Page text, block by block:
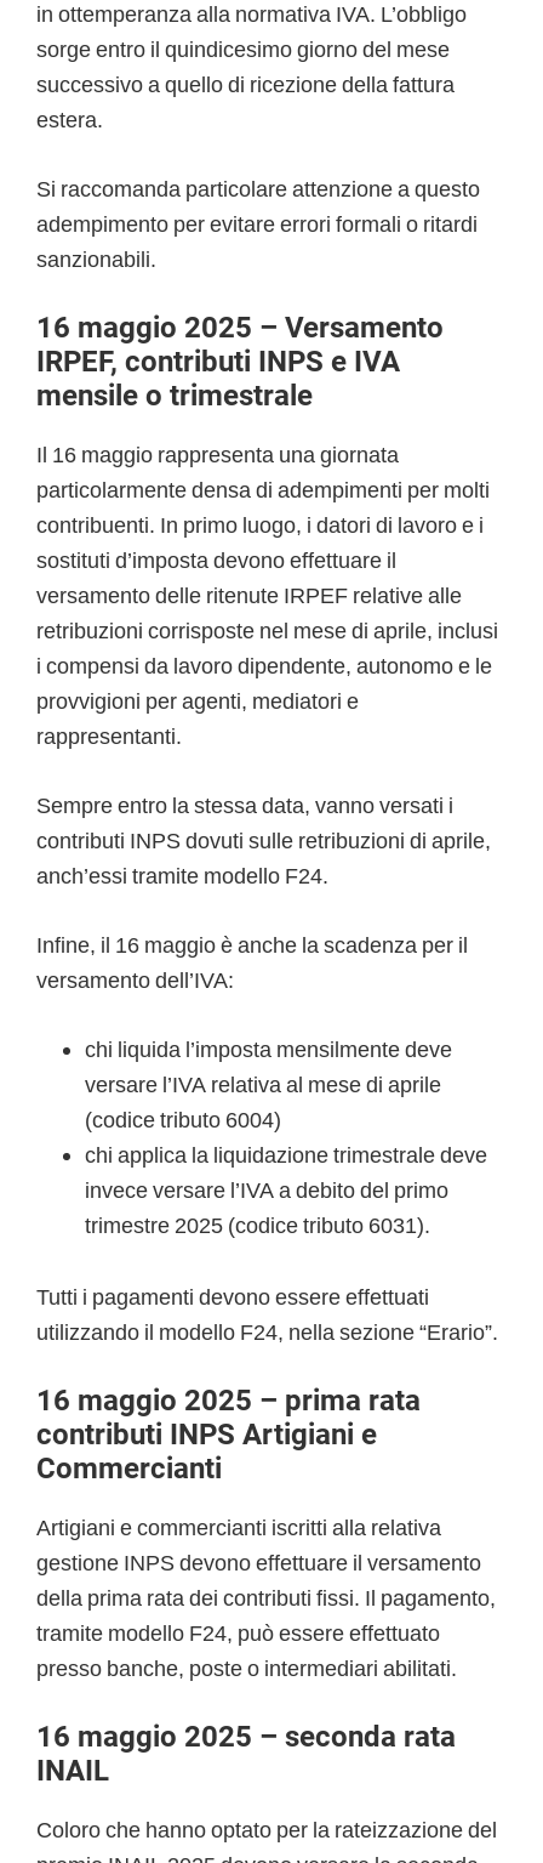
in ottemperanza alla normativa IVA. L’obbligo
sorge entro il quindicesimo giorno del mese
successivo a quello di ricezione della fattura
estera.
Si raccomanda particolare attenzione a questo
adempimento per evitare errori formali o ritardi
sanzionabili.
16 maggio 2025 – Versamento
IRPEF, contributi INPS e IVA
mensile o trimestrale
Il 16 maggio rappresenta una giornata
particolarmente densa di adempimenti per molti
contribuenti. In primo luogo, i datori di lavoro e i
sostituti d’imposta devono effettuare il
versamento delle ritenute IRPEF relative alle
retribuzioni corrisposte nel mese di aprile, inclusi
i compensi da lavoro dipendente, autonomo e le
provvigioni per agenti, mediatori e
rappresentanti.
Sempre entro la stessa data, vanno versati i
contributi INPS dovuti sulle retribuzioni di aprile,
anch’essi tramite modello F24.
Infine, il 16 maggio è anche la scadenza per il
versamento dell’IVA:
chi liquida l’imposta mensilmente deve
versare l’IVA relativa al mese di aprile
(codice tributo 6004)
chi applica la liquidazione trimestrale deve
invece versare l’IVA a debito del primo
trimestre 2025 (codice tributo 6031).
Tutti i pagamenti devono essere effettuati
utilizzando il modello F24, nella sezione “Erario”.
16 maggio 2025 – prima rata
contributi INPS Artigiani e
Commercianti
Artigiani e commercianti iscritti alla relativa
gestione INPS devono effettuare il versamento
della prima rata dei contributi fissi. Il pagamento,
tramite modello F24, può essere effettuato
presso banche, poste o intermediari abilitati.
16 maggio 2025 – seconda rata
INAIL
Coloro che hanno optato per la rateizzazione del